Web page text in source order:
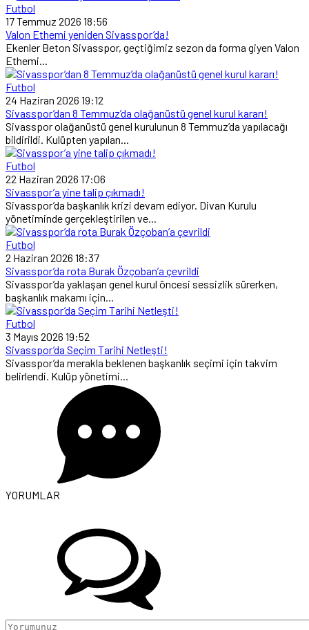
Futbol
17 Temmuz 2026 18:56
Valon Ethemi yeniden Sivasspor’da!
Ekenler Beton Sivasspor, geçtiğimiz sezon da forma giyen Valon
Ethemi...
Futbol
24 Haziran 2026 19:12
Sivasspor’dan 8 Temmuz’da olağanüstü genel kurul kararı!
Sivasspor olağanüstü genel kurulunun 8 Temmuz’da yapılacağı
bildirildi. Kulüpten yapılan...
Futbol
22 Haziran 2026 17:06
Sivasspor’a yine talip çıkmadı!
Sivasspor’da başkanlık krizi devam ediyor. Divan Kurulu
yönetiminde gerçekleştirilen ve...
Futbol
2 Haziran 2026 18:37
Sivasspor’da rota Burak Özçoban’a çevrildi
Sivasspor’da yaklaşan genel kurul öncesi sessizlik sürerken,
başkanlık makamı için...
Futbol
3 Mayıs 2026 19:52
Sivasspor’da Seçim Tarihi Netleşti!
Sivasspor’da merakla beklenen başkanlık seçimi için takvim
belirlendi. Kulüp yönetimi...
YORUMLAR